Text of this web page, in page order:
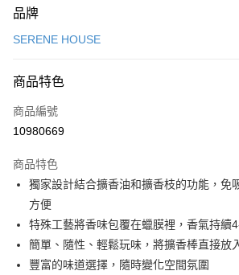
信用卡一次付款
Apple Pay
街口支付
Google Pay
全盈+PAY
大哥付你分期
相關說明
【大哥付你分期使用說明】
品牌
SERENE HOUSE
商品特色
商品編號
10980669
商品特色
獨家設計結合擴香油和擴香枝的功能，免
方便
特殊工藝將香味包覆在蠟膜裡，香氣持續
簡單、隨性、輕鬆玩味，將擴香棒直接放
豐富的味道選擇，隨時變化空間氛圍